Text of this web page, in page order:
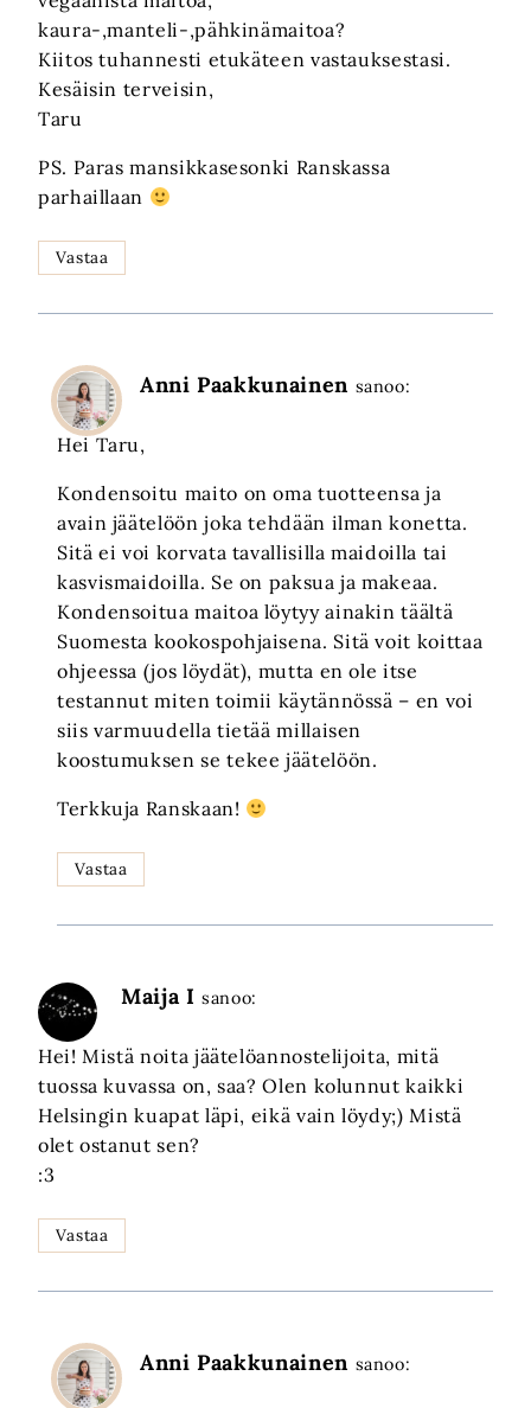
kaura-,manteli-,pähkinämaitoa?
Kiitos tuhannesti etukäteen vastauksestasi.
Kesäisin terveisin,
Taru
PS. Paras mansikkasesonki Ranskassa
parhaillaan
Vastaa
Anni Paakkunainen sanoo:
Hei Taru,
Kondensoitu maito on oma tuotteensa ja
avain jäätelöön joka tehdään ilman konetta.
Sitä ei voi korvata tavallisilla maidoilla tai
kasvismaidoilla. Se on paksua ja makeaa.
Kondensoitua maitoa löytyy ainakin täältä
Suomesta kookospohjaisena. Sitä voit koittaa
ohjeessa (jos löydät), mutta en ole itse
testannut miten toimii käytännössä – en voi
siis varmuudella tietää millaisen
koostumuksen se tekee jäätelöön.
Terkkuja Ranskaan!
Vastaa
Maija I sanoo:
Hei! Mistä noita jäätelöannostelijoita, mitä
tuossa kuvassa on, saa? Olen kolunnut kaikki
Helsingin kuapat läpi, eikä vain löydy;) Mistä
olet ostanut sen?
:3
Vastaa
Anni Paakkunainen sanoo: